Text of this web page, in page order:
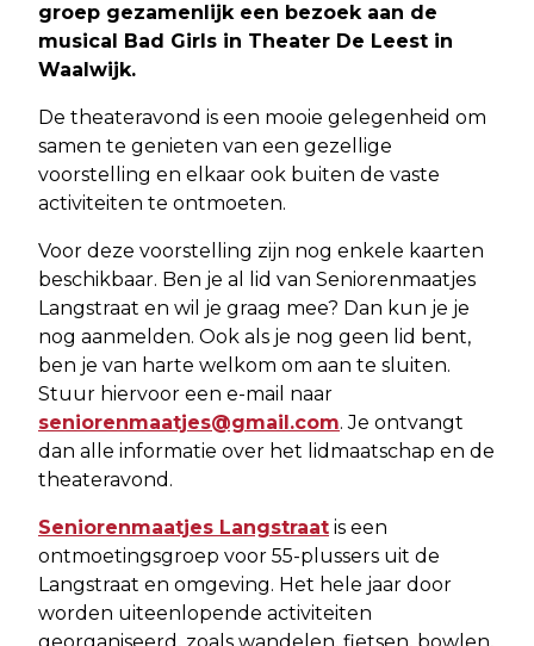
groep gezamenlijk een bezoek aan de
musical Bad Girls in Theater De Leest in
Waalwijk.
De theateravond is een mooie gelegenheid om
samen te genieten van een gezellige
voorstelling en elkaar ook buiten de vaste
activiteiten te ontmoeten.
Voor deze voorstelling zijn nog enkele kaarten
beschikbaar. Ben je al lid van Seniorenmaatjes
Langstraat en wil je graag mee? Dan kun je je
nog aanmelden. Ook als je nog geen lid bent,
ben je van harte welkom om aan te sluiten.
Stuur hiervoor een e-mail naar
seniorenmaatjes@gmail.com. Je ontvangt
dan alle informatie over het lidmaatschap en de
theateravond.
Seniorenmaatjes Langstraat is een
ontmoetingsgroep voor 55-plussers uit de
Langstraat en omgeving. Het hele jaar door
worden uiteenlopende activiteiten